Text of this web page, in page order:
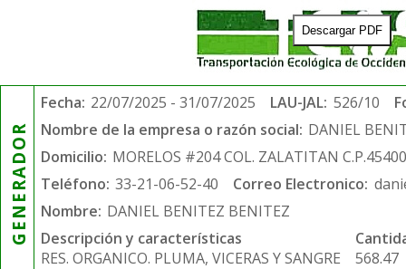
Descargar PDF
GENERADOR
Fecha: 22/07/2025 - 31/07/2025 LAU-JAL: 526/10
Nombre de la empresa o razón social: DANIEL
Domicilio: MORELOS #204 COL. ZALATITAN
Teléfono: 33-21-06-52-40 Correo Electronico:
Nombre: DANIEL BENITEZ BENITEZ
Descripción y características
RES. ORGANICO. PLUMA, VICERAS Y SANGRE
568.47